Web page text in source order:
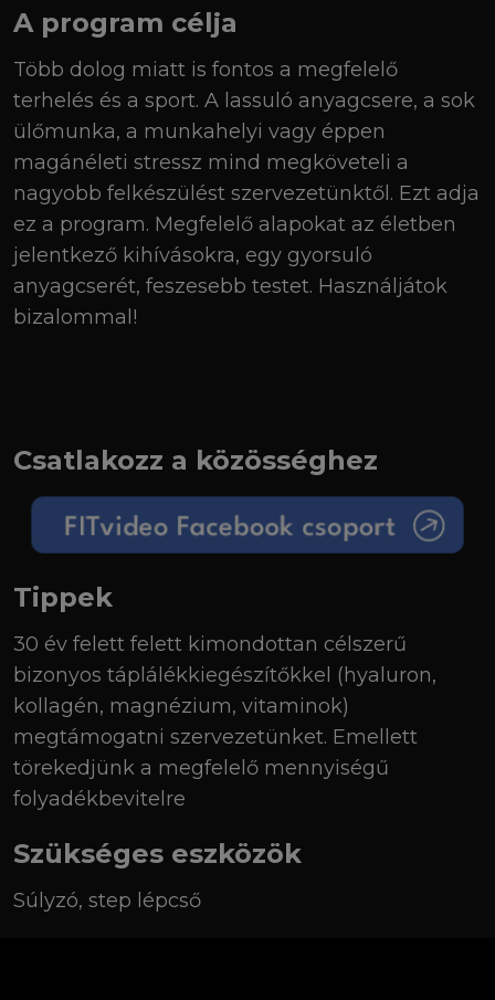
A program célja
Több dolog miatt is fontos a megfelelő
terhelés és a sport. A lassuló anyagcsere, a sok
ülőmunka, a munkahelyi vagy éppen
magánéleti stressz mind megköveteli a
nagyobb felkészülést szervezetünktől. Ezt adja
ez a program. Megfelelő alapokat az életben
jelentkező kihívásokra, egy gyorsuló
anyagcserét, feszesebb testet. Használjátok
bizalommal!
Csatlakozz a közösséghez
Tippek
30 év felett felett kimondottan célszerű
bizonyos táplálékkiegészítőkkel (hyaluron,
kollagén, magnézium, vitaminok)
megtámogatni szervezetünket. Emellett
törekedjünk a megfelelő mennyiségű
folyadékbevitelre
Szükséges eszközök
Súlyzó, step lépcső